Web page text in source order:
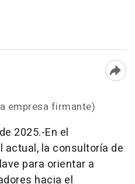
empresa firmante)
2025.-En el
la consultoría de
para orientar a
hacia el